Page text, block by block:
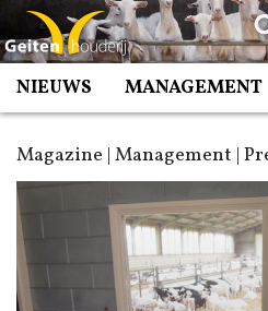
Spring
naar
inhoud
NIEUWS MANAGEMENT
Magazine | Management |